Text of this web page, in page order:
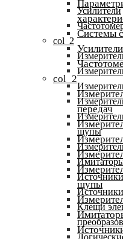
Усилители
col_2
щупы
Клещи
Системы
Усилители
col_2
передач
щупы